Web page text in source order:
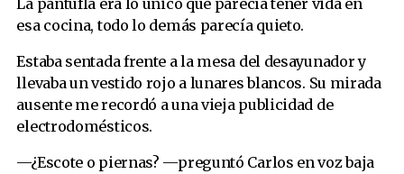
esa cocina, todo lo demás parecía quieto.
Estaba sentada frente a la mesa del desayunador y
llevaba un vestido rojo a lunares blancos. Su mirada
ausente me recordó a una vieja publicidad de
electrodomésticos.
—¿Escote o piernas? —preguntó Carlos en voz baja